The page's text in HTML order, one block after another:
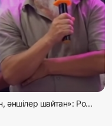
әншілер шайтан»: Ро...